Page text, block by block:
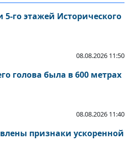
го этажей Исторического
08.08.2026 11:50
голова была в 600 метрах
08.08.2026 11:40
признаки ускоренной